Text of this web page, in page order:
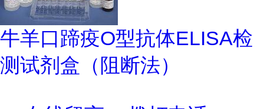
牛羊口蹄疫O型抗体ELISA检
测试剂盒（阻断法）